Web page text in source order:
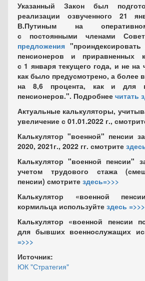
Указанный Закон был
реализации озвученного 21
В.Путиным на
с постоянными членами
предложения "
пенсионеров и приравненных
с 1 января текущего года, и не на
как было предусмотрено, а более
на 8,6 процента, как и для
пенсионеров.". Подробнее читать
Актуальные калькуляторы,
увеличение с 01.01.2022 г.,
Калькулятор "военной" пенсии
2020, 2021г., 2022 гг. смотрите
Калькулятор "военной пенсии"
учетом трудового стажа
пенсии) смотрите здесь=>>>
Калькулятор «военной
кормильца используйте здесь =>>>
Калькулятор «военной пенсии
для бывших военнослужащих
=>>>
Источник:
ЮК "Стратегия"